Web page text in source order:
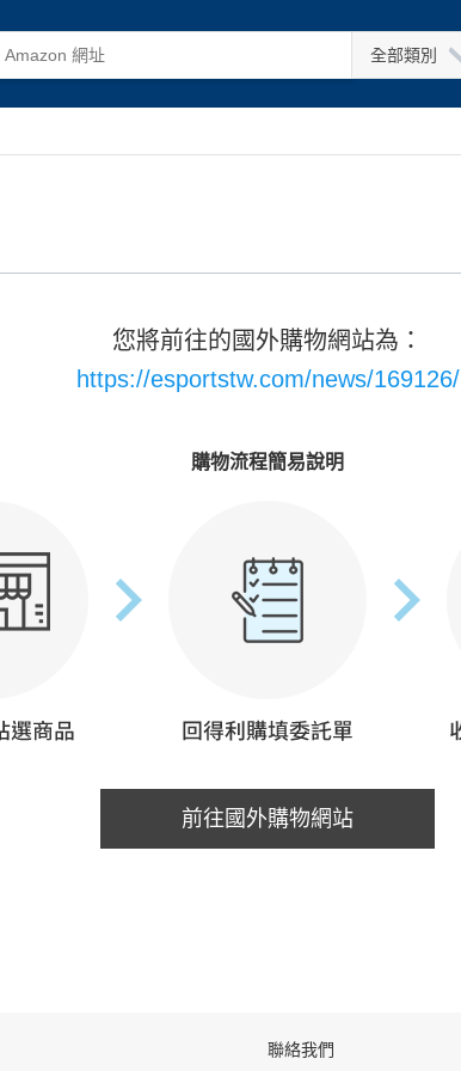
全部類別
您將前往的國外購物網站為：
https://esportstw.com/news/169126/
購物流程簡易說明
前往國外購物網站
聯絡我們